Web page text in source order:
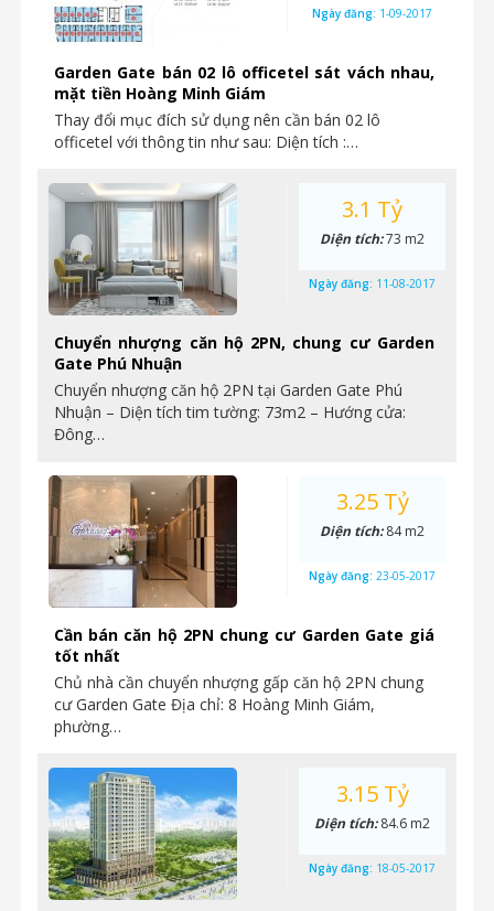
Garden Gate bán 02 lô officetel sát vách nhau,
mặt tiền Hoàng Minh Giám
Thay đổi mục đích sử dụng nên cần bán 02 lô
officetel với thông tin như sau: Diện tích :…
Ngày đăng: 1-09-2017
Chuyển nhượng căn hộ 2PN, chung cư Garden
Gate Phú Nhuận
Chuyển nhượng căn hộ 2PN tại Garden Gate Phú
Nhuận – Diện tích tim tường: 73m2 – Hướng cửa:
Đông…
3.1 Tỷ
Diện tích:73 m2
Ngày đăng: 11-08-2017
Cần bán căn hộ 2PN chung cư Garden Gate giá
tốt nhất
Chủ nhà cần chuyển nhượng gấp căn hộ 2PN chung
cư Garden Gate Địa chỉ: 8 Hoàng Minh Giám,
phường…
3.25 Tỷ
Diện tích:84 m2
Ngày đăng: 23-05-2017
3.15 Tỷ
Diện tích:84.6 m2
Ngày đăng: 18-05-2017